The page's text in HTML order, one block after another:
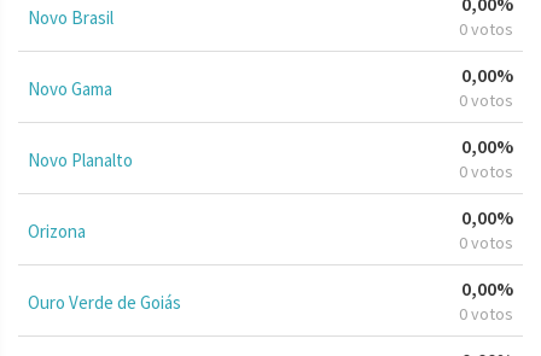
Novo Brasil 0 votos
Novo Gama
0,00%
0 votos
Novo Planalto
0,00%
0 votos
Orizona
0,00%
0 votos
Ouro Verde de Goiás
0,00%
0 votos